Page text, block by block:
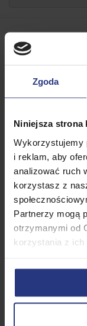
Zgoda
Niniejsza strona
Wykorzystujemy
i reklam, aby
analizować ruch
korzystasz z
Partnerzy mogą
otrzymanymi od
korzystania z ich
Nowość
49,99 PLN
Pellet drzewny
zimowy Worek 15kg
• Dostępny